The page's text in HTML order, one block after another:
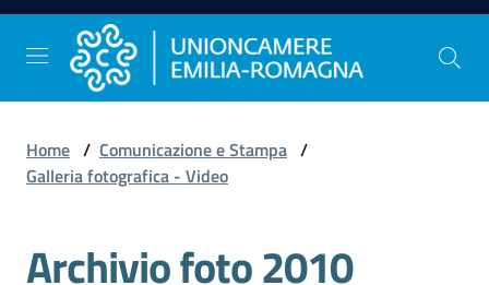
Vai al contenuto
Vai alla navigazione
Vai al footer
Comunicazione
Home / Comunicazione e Stampa /
Galleria fotografica - Video
Archivio foto 2010